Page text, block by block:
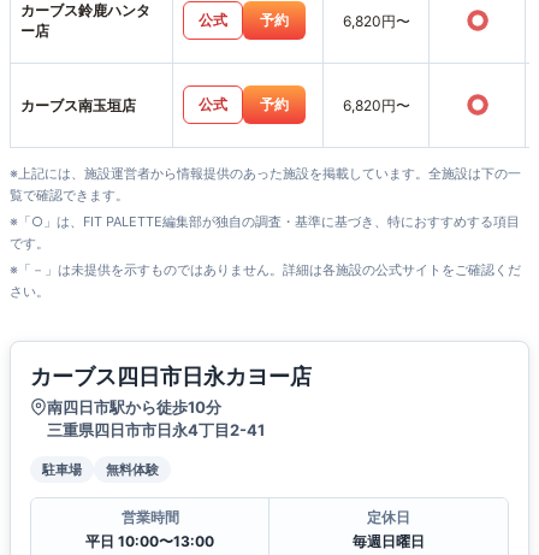
カーブス鈴鹿ハンタ
ー店
公式 予約 6,820円〜 ○
カーブス南玉垣店 公式 予約 6,820円〜 ○
※上記には、施設運営者から情報提供のあった施設を掲載しています。全施設は下の一
覧で確認できます。
※「○」は、FIT PALETTE編集部が独自の調査・基準に基づき、特におすすめする項目
です。
※「－」は未提供を示すものではありません。詳細は各施設の公式サイトをご確認くだ
さい。
カーブス四日市日永カヨー店
南四日市駅から徒歩10分
三重県四日市市日永4丁目2-41
駐車場 無料体験
営業時間
平日 10:00〜13:00
定休日
毎週日曜日